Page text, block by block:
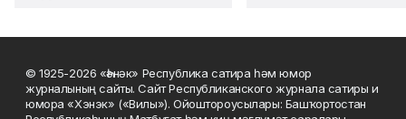
© 1925-2026 «Һәнәк» Республика сатира һәм юмор
журналының сайты. Сайт Республиканского журнала сатиры и
юмора «Хэнэк» («Вилы»). Ойоштороусылары: Башҡортостан